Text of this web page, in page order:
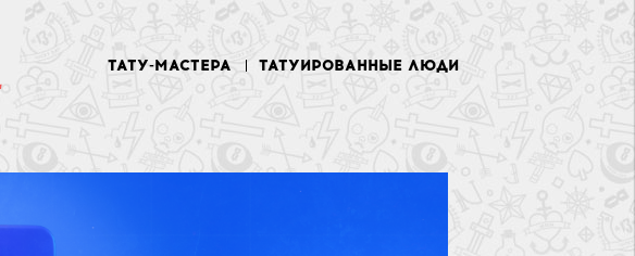
ТАТУИРОВАННЫЕ ЛЮДИ
ТАТУ-МАСТЕРА